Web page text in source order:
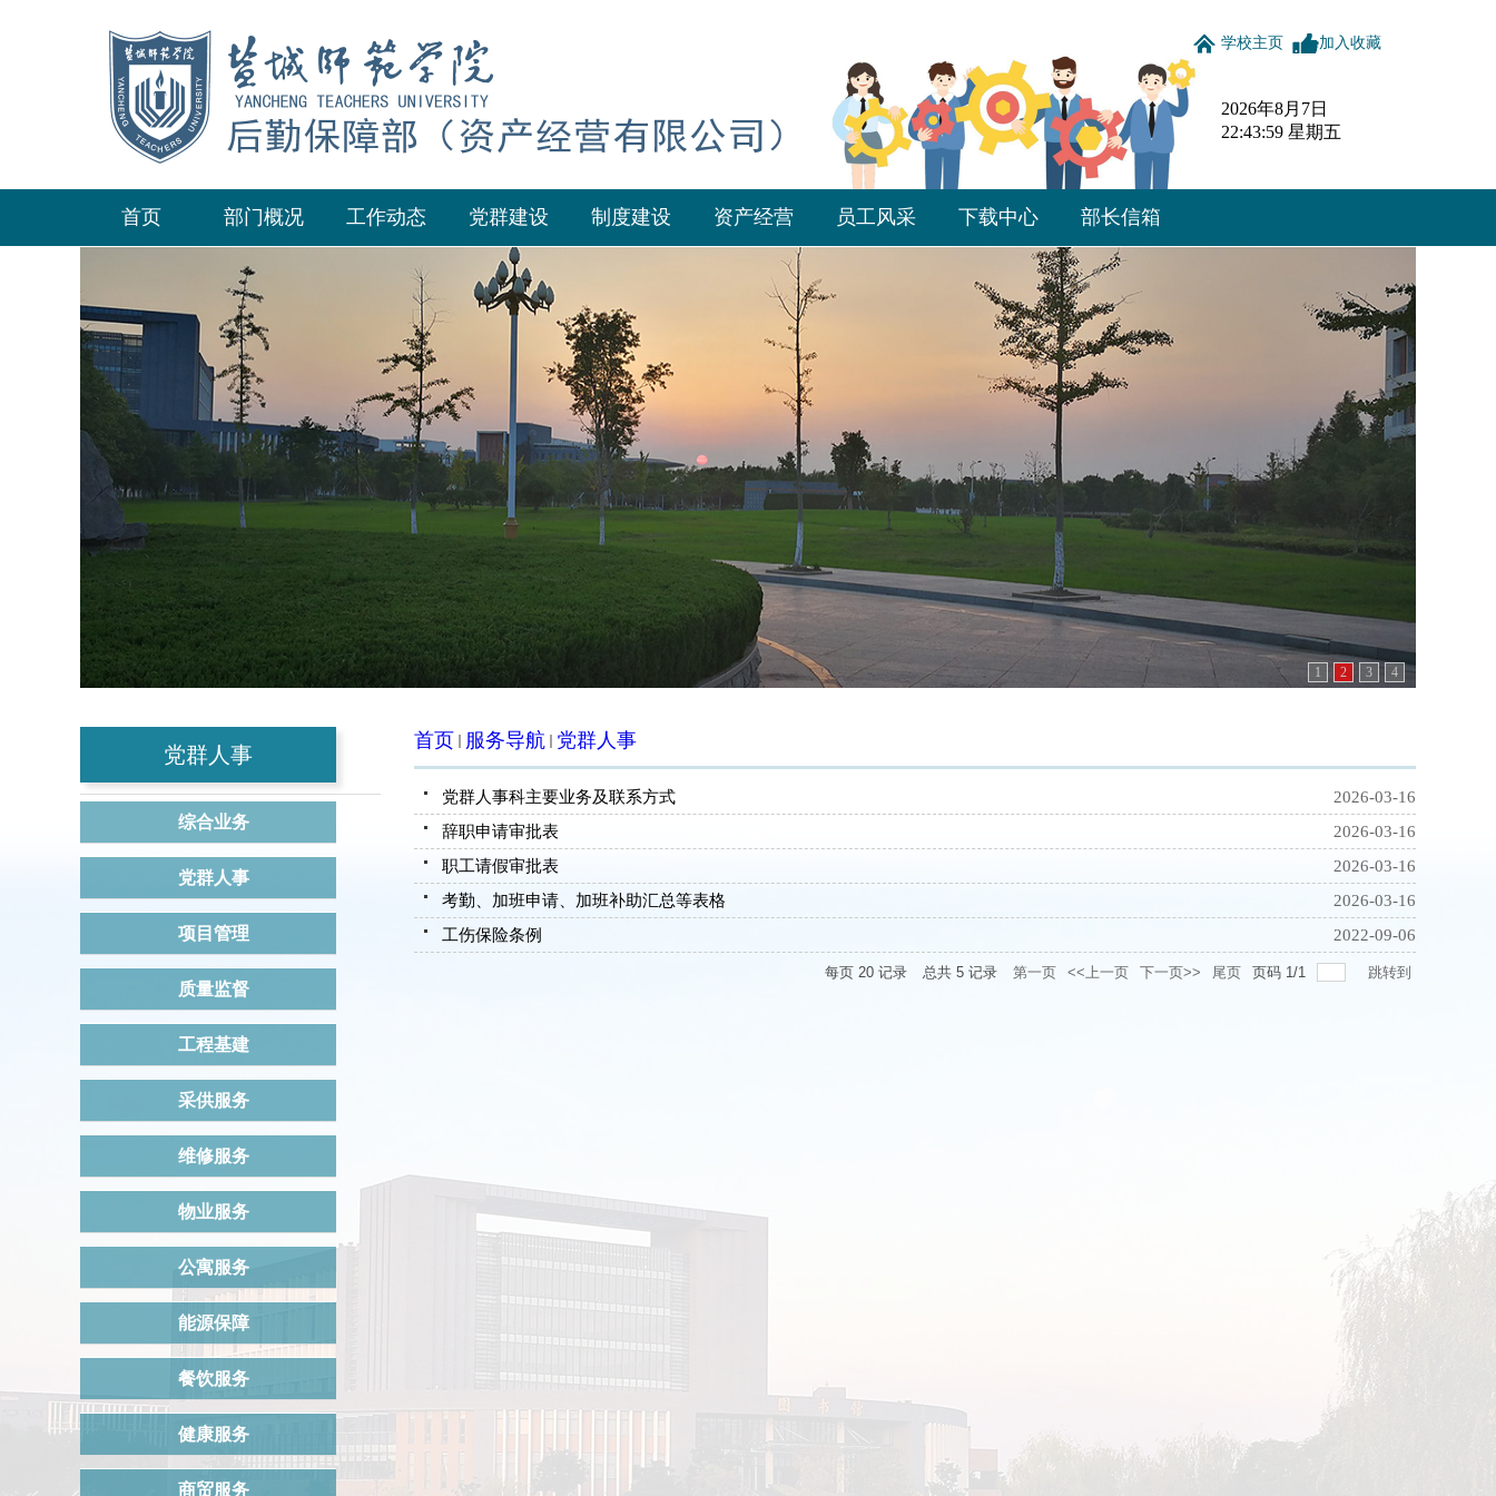
学校主页 加入收藏
2026年8月7日
22:43:59 星期五
首页 部门概况 工作动态 党群建设 制度建设 资产经营 员工风采 下载中心 部长信箱
1 2 3 4
党群人事
综合业务
党群人事
项目管理
质量监督
工程基建
采供服务
维修服务
物业服务
公寓服务
能源保障
餐饮服务
健康服务
商贸服务
首页 服务导航 党群人事
党群人事科主要业务及联系方式
2026-03-16
辞职申请审批表
2026-03-16
职工请假审批表
2026-03-16
考勤、加班申请、加班补助汇总等表格
2026-03-16
工伤保险条例
2022-09-06
每页 20 记录 总共 5 记录 第一页 <<上一页 下一页>> 尾页 页码 1/1 跳转到